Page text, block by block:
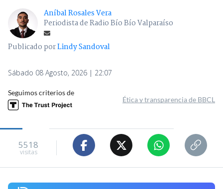
Aníbal Rosales Vera
Periodista de Radio Bío Bío Valparaíso
Publicado porLindy Sandoval
Sábado 08 Agosto, 2026 | 22:07
Seguimos criterios de
Ética y transparencia de BBCL
5518
visitas